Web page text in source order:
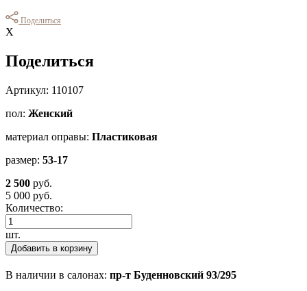
Поделиться
Х
Поделиться
Артикул: 110107
пол: Женский
материал оправы: Пластиковая
размер: 53-17
2 500 руб.
5 000 руб.
Количество:
шт.
Добавить в корзину
В наличии в салонах: пр-т Буденновский 93/295